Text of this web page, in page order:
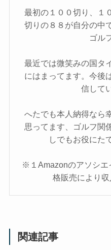
最初の１００切り、１
切りの８８が自分の中
ゴル
最近では微笑みの国タ
にはまってます。今後
信して
へたでも本人納得なら
思ってます、ゴルフ関
しでもお役にた
※１Amazonのアソシエ
格販売により収
関連記事